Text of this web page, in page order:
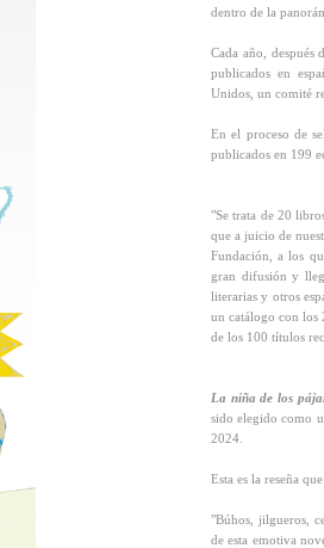
dentro de la
Cada año, después
publicados en
Unidos, un comité
En el proceso de
publicados en 199
"Se trata de 20
que a juicio de
Fundación, a los
gran difusión y
literarias y otros
un catálogo con los
de los 100 títulos
La niña de los
sido elegido como
2024.
Esta es la reseña
"Búhos, jilgueros,
de esta emotiva